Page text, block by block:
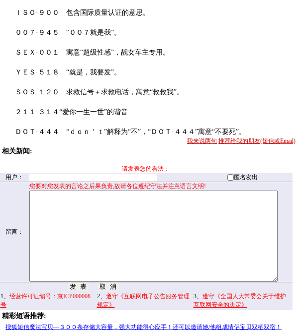
ＩＳＯ·９００ 包含国际质量认证的意思。
００７·９４５ “００７就是我”。
ＳＥＸ·００１ 寓意“超级性感”，靓女车主专用。
ＹＥＳ·５１８ “就是，我要发”。
ＳＯＳ·１２０ 求救信号＋求救电话，寓意“救救我”。
２１１·３１４“爱你一生一世”的谐音
ＤＯＴ·４４４ “ｄｏｎ＇ｔ”解释为“不”，“ＤＯＴ·４４４”寓意“不要死”。
我来说两句 推荐给我的朋友(短信或Email)
相关新闻:
请发表您的看法：
用户：
匿名发出
留言：
您要对您发表的言论之后果负责,故请各位遵纪守法并注意语言文明!
1、 经营许可证编号：京ICP000008
号
2、 遵守《互联网电子公告服务管理
规定》
3、 遵守《全国人大常委会关于维护
互联网安全的决定》
精彩短语推荐:
搜狐短信魔法宝贝—３００条存储大容量，强大功能得心应手！还可以邀请她/他组成情侣宝贝双栖双宿！